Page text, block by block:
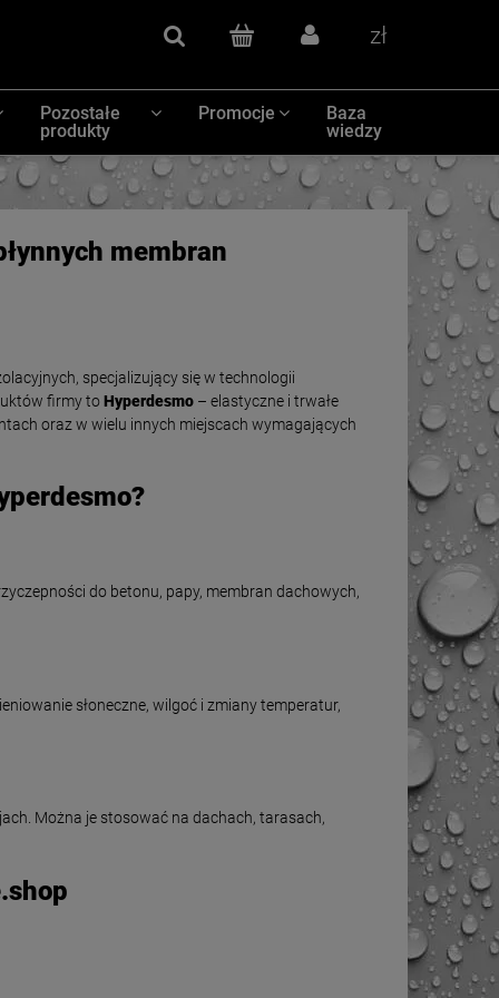
Pozostałe
produkty
Promocje
Baza
wiedzy
membran
specjalizujący się w technologii
firmy to Hyperdesmo – elastyczne i trwałe
oraz w wielu innych miejscach wymagających
do betonu, papy, membran dachowych,
słoneczne, wilgoć i zmiany temperatur,
Można je stosować na dachach, tarasach,